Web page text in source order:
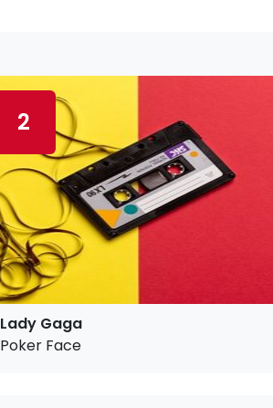
2
Lady Gaga
Poker Face